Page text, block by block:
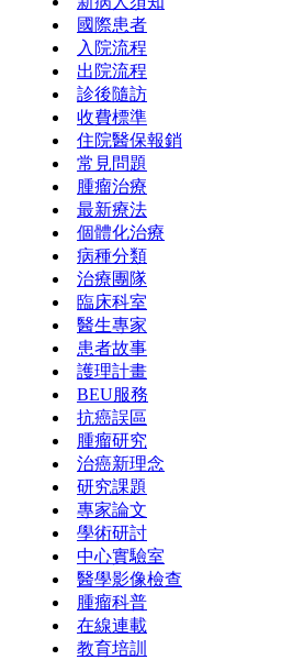
國際患者
入院流程
出院流程
診後隨訪
收費標準
住院醫保報銷
常見問題
腫瘤治療
最新療法
個體化治療
病種分類
治療團隊
臨床科室
醫生專家
患者故事
護理計畫
BEU服務
抗癌誤區
腫瘤研究
治癌新理念
研究課題
專家論文
學術研討
中心實驗室
醫學影像檢查
腫瘤科普
在線連載
教育培訓